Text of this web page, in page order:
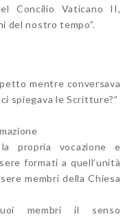
Concilio Vaticano II,
del nostro tempo”.
mentre conversava
spiegava le Scritture?”
propria vocazione e
formati a quell’unità
membri della Chiesa
membri il senso